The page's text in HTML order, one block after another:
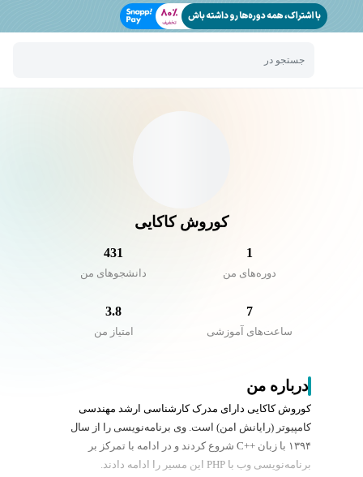
جستجو در
کوروش کاکایی
1
دوره‌های من
431
دانشجو‌های من
7
ساعت‌های آموزشی
3.8
امتیاز من
درباره من
کوروش کاکایی دارای مدرک کارشناسی ارشد مهندسی
کامپیوتر (رایانش امن) است. وی برنامه‌نویسی را از سال
۱۳۹۴ با زبان ++C شروع کردند و در ادامه با تمرکز بر
برنامه‌نویسی وب با PHP این مسیر را ادامه دادند.